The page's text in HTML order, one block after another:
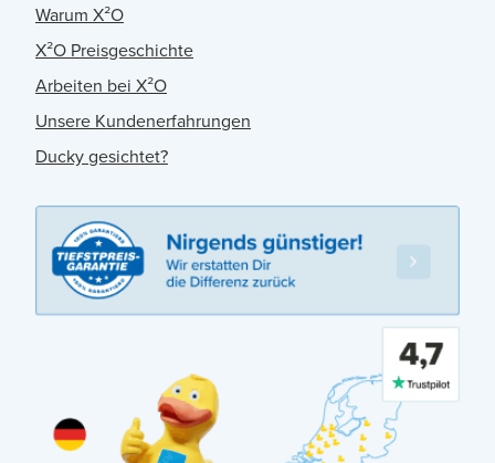
Warum X²O
X²O Preisgeschichte
Arbeiten bei X²O
Unsere Kundenerfahrungen
Ducky gesichtet?